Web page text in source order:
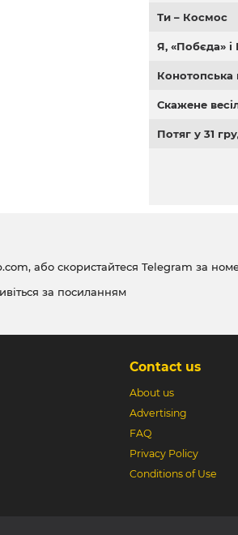
Ти – Космос
Я, «Побєда» і
Конотопська
Скажене
Потяг у 31
, або скористайтеся Telegram за
за посиланням
Contact us
About us
Advertising
FAQ
Privacy Policy
Conditions of Use